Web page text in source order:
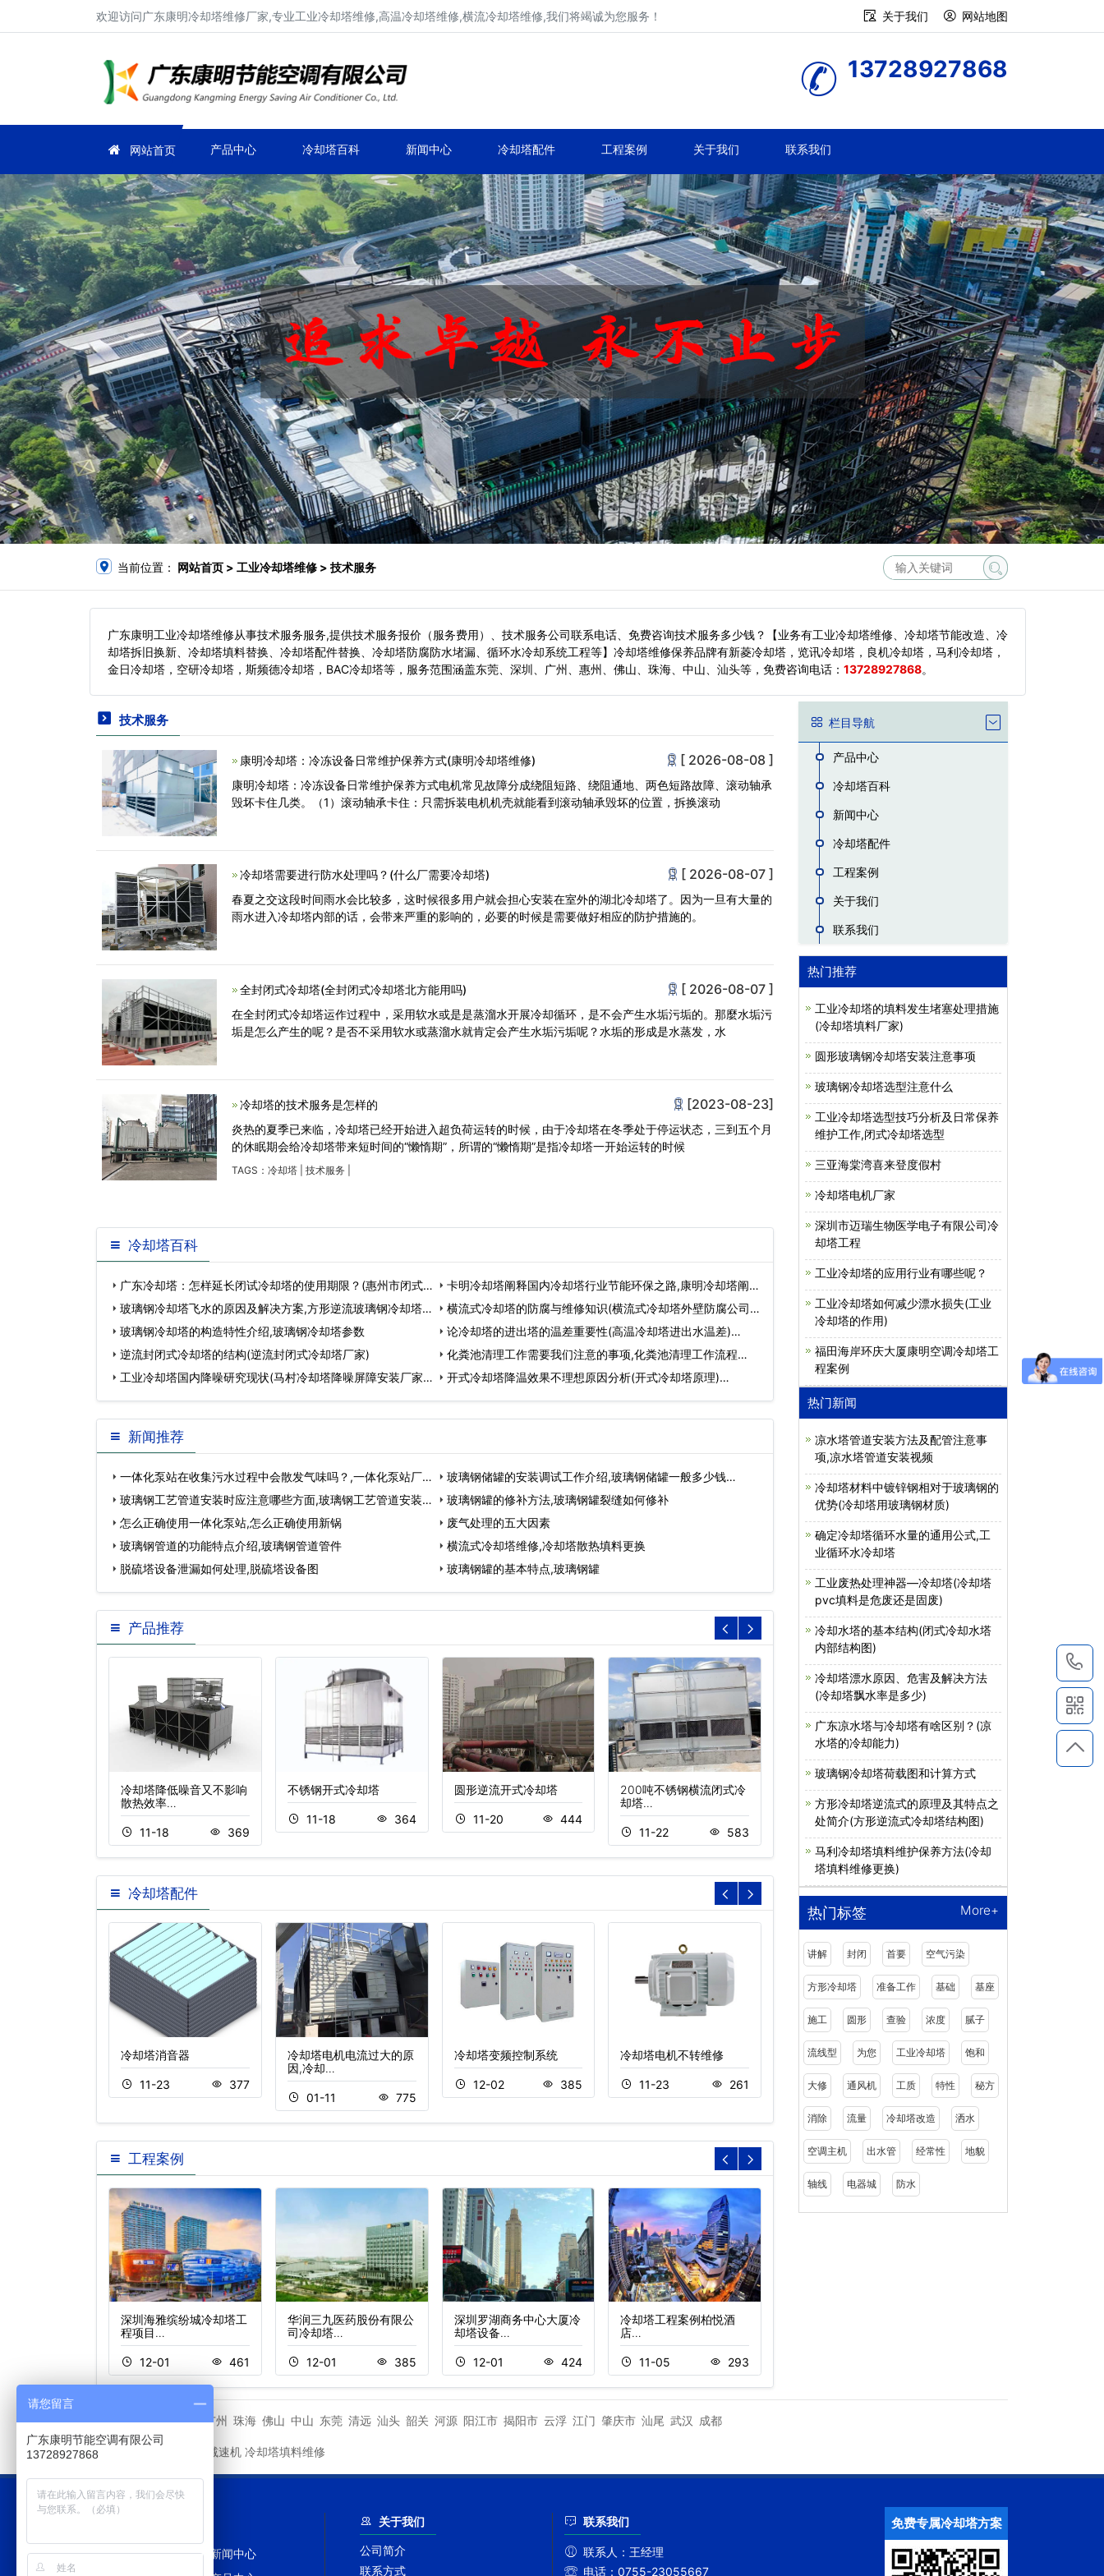
欢迎访问广东康明冷却塔维修厂家,专业工业冷却塔维修,高温冷却塔维修,横流冷却塔维修,我们将竭诚为您服务！ 关于我们 网站地图
13728927868
网站首页 产品中心 冷却塔百科 新闻中心 冷却塔配件 工程案例 关于我们 联系我们
当前位置： 网站首页 > 工业冷却塔维修 > 技术服务
广东康明工业冷却塔维修从事技术服务服务,提供技术服务报价（服务费用）、技术服务公司联系电话、免费咨询技术服务多少钱？【业务有工业冷却塔维修、冷却塔节能改造、冷
却塔拆旧换新、冷却塔填料替换、冷却塔配件替换、冷却塔防腐防水堵漏、循环水冷却系统工程等】冷却塔维修保养品牌有新菱冷却塔，览讯冷却塔，良机冷却塔，马利冷却塔，
金日冷却塔，空研冷却塔，斯频德冷却塔，BAC冷却塔等，服务范围涵盖东莞、深圳、广州、惠州、佛山、珠海、中山、汕头等， 免费咨询电话： 13728927868。
技术服务
康明冷却塔：冷冻设备日常维护保养方式(康明冷却塔维修) [ 2026-08-08 ]
康明冷却塔：冷冻设备日常维护保养方式电机常见故障分成绕阻短路、绕阻通地、两色短路故障、滚动轴承
毁坏卡住几类。（1）滚动轴承卡住：只需拆装电机机壳就能看到滚动轴承毁坏的位置，拆换滚动
冷却塔需要进行防水处理吗？(什么厂需要冷却塔) [ 2026-08-07 ]
春夏之交这段时间雨水会比较多，这时候很多用户就会担心安装在室外的湖北冷却塔了。因为一旦有大量的
雨水进入冷却塔内部的话，会带来严重的影响的，必要的时候是需要做好相应的防护措施的。
全封闭式冷却塔(全封闭式冷却塔北方能用吗) [ 2026-08-07 ]
在全封闭式冷却塔运作过程中，采用软水或是是蒸溜水开展冷却循环，是不会产生水垢污垢的。那麼水垢污
垢是怎么产生的呢？是否不采用软水或蒸溜水就肯定会产生水垢污垢呢？水垢的形成是水蒸发，水
冷却塔的技术服务是怎样的 [2023-08-23]
炎热的夏季已来临，冷却塔已经开始进入超负荷运转的时候，由于冷却塔在冬季处于停运状态，三到五个月
的休眠期会给冷却塔带来短时间的“懒惰期”，所谓的“懒惰期”是指冷却塔一开始运转的时候
TAGS： 冷却塔 技术服务
冷却塔百科
广东冷却塔：怎样延长闭试冷却塔的使用期限？(惠州市闭式冷
却塔使用方法)…
卡明冷却塔阐释国内冷却塔行业节能环保之路,康明冷却塔阐述
国内冷却塔…
玻璃钢冷却塔飞水的原因及解决方案,方形逆流玻璃钢冷却塔…
横流式冷却塔的防腐与维修知识(横流式冷却塔外壁防腐公司)
…
玻璃钢冷却塔的构造特性介绍,玻璃钢冷却塔参数
论冷却塔的进出塔的温差重要性(高温冷却塔进出水温差)…
逆流封闭式冷却塔的结构(逆流封闭式冷却塔厂家)
化粪池清理工作需要我们注意的事项,化粪池清理工作流程…
工业冷却塔国内降噪研究现状(马村冷却塔降噪屏障安装厂家)
…
开式冷却塔降温效果不理想原因分析(开式冷却塔原理)…
新闻推荐
一体化泵站在收集污水过程中会散发气味吗？,一体化泵站厂
家…
玻璃钢储罐的安装调试工作介绍,玻璃钢储罐一般多少钱…
玻璃钢工艺管道安装时应注意哪些方面,玻璃钢工艺管道安装…
玻璃钢罐的修补方法,玻璃钢罐裂缝如何修补
怎么正确使用一体化泵站,怎么正确使用新锅
废气处理的五大因素
玻璃钢管道的功能特点介绍,玻璃钢管道管件
横流式冷却塔维修,冷却塔散热填料更换
脱硫塔设备泄漏如何处理,脱硫塔设备图
玻璃钢罐的基本特点,玻璃钢罐
产品推荐
冷却塔降低噪音又不影响
散热效率…
11-18 369
不锈钢开式冷却塔
11-18 364
圆形逆流开式冷却塔
11-20 444
200吨不锈钢横流闭式冷
却塔…
11-22 583
玻璃钢冷却塔
11-20 413
工业型冷却塔(工业冷却
塔生产厂…
冷却塔配件
冷却塔消音器
11-23 377
冷却塔电机电流过大的原
因,冷却…
01-11 775
冷却塔变频控制系统
12-02 385
冷却塔电机不转维修
11-23 261
冷却塔消声器厂家
11-23 413
WB系列冷却塔减速机器
11-23
工程案例
深圳海雅缤纷城冷却塔工
程项目…
12-01 461
华润三九医药股份有限公
司冷却塔…
12-01 385
深圳罗湖商务中心大厦冷
却塔设备…
12-01 424
冷却塔工程案例柏悦酒
店…
11-05 293
栏目导航
产品中心
冷却塔百科
新闻中心
冷却塔配件
工程案例
关于我们
联系我们
热门推荐
工业冷却塔的填料发生堵塞处理措施
(冷却塔填料厂家)
圆形玻璃钢冷却塔安装注意事项
玻璃钢冷却塔选型注意什么
工业冷却塔选型技巧分析及日常保养
维护工作,闭式冷却塔选型
三亚海棠湾喜来登度假村
冷却塔电机厂家
深圳市迈瑞生物医学电子有限公司冷
却塔工程
工业冷却塔的应用行业有哪些呢？
工业冷却塔如何减少漂水损失(工业
冷却塔的作用)
福田海岸环庆大厦康明空调冷却塔工
程案例
热门新闻
凉水塔管道安装方法及配管注意事
项,凉水塔管道安装视频
冷却塔材料中镀锌钢相对于玻璃钢的
优势(冷却塔用玻璃钢材质)
确定冷却塔循环水量的通用公式,工
业循环水冷却塔
工业废热处理神器—冷却塔(冷却塔
pvc填料是危废还是固废)
冷却水塔的基本结构(闭式冷却水塔
内部结构图)
冷却塔漂水原因、危害及解决方法
(冷却塔飘水率是多少)
广东凉水塔与冷却塔有啥区别？(凉
水塔的冷却能力)
玻璃钢冷却塔荷载图和计算方式
方形冷却塔逆流式的原理及其特点之
处简介(方形逆流式冷却塔结构图)
马利冷却塔填料维护保养方法(冷却
塔填料维修更换)
热门标签 More+
讲解 封闭 首要 空气污染
方形冷却塔 准备工作 基础 基座
施工 圆形 查验 浓度 腻子
流线型 为您 工业冷却塔 饱和
大修 通风机 工质 特性 秘方
消除 流量 冷却塔改造 洒水
空调主机 出水管 经常性 地貌
轴线 电器城 防水
城市分站 深圳 广州 珠海 佛山 中山 东莞 清远 汕头 韶关 河源 阳江市 揭阳市 云浮 江门 肇庆市 汕尾 武汉 成都
冷却塔减速机 冷却塔填料维修
网站首页
新闻中心
关于我们
公司简介
联系方式
联系我们
联系人： 王经理
电话： 0755-23055667
免费专属冷却塔方案
请您留言
广东康明节能空调有限公司
13728927868